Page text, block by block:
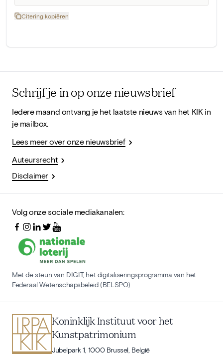
Citering kopiëren
Schrijf je in op onze nieuwsbrief
Iedere maand ontvang je het laatste nieuws van het KIK in
je mailbox.
Lees meer over onze nieuwsbrief
Auteursrecht
Disclaimer
Volg onze sociale mediakanalen:
Met de steun van DIGIT, het digitaliseringsprogramma van het
Federaal Wetenschapsbeleid (BELSPO)
Koninklijk Instituut voor het
Kunstpatrimonium
Jubelpark 1, 1000 Brussel, België